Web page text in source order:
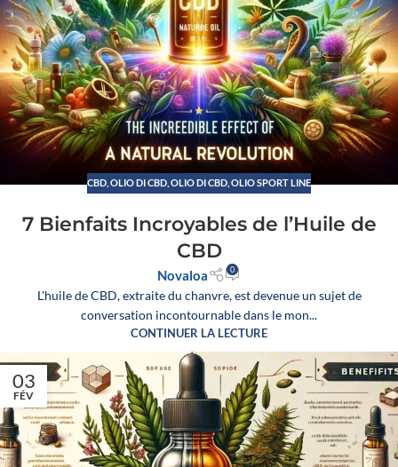
CBD OLIO DI CBD OLIO DI CBD, OLIO SPORT LINE
7 Bienfaits Incroyables de l’Huile de
CBD
Novaloa 0
L'huile de CBD, extraite du chanvre, est devenue un sujet de
conversation incontournable dans le mon...
CONTINUER LA LECTURE
03
FÉV